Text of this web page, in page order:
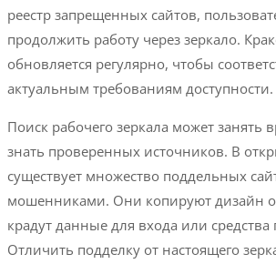
реестр запрещенных сайтов,
продолжить работу через зеркало.
обновляется регулярно, чтобы
актуальным требованиям доступности.
Поиск рабочего зеркала может занять
знать проверенных источников. В
существует множество поддельных
мошенниками. Они копируют дизайн
крадут данные для входа или средства
Отличить подделку от настоящего